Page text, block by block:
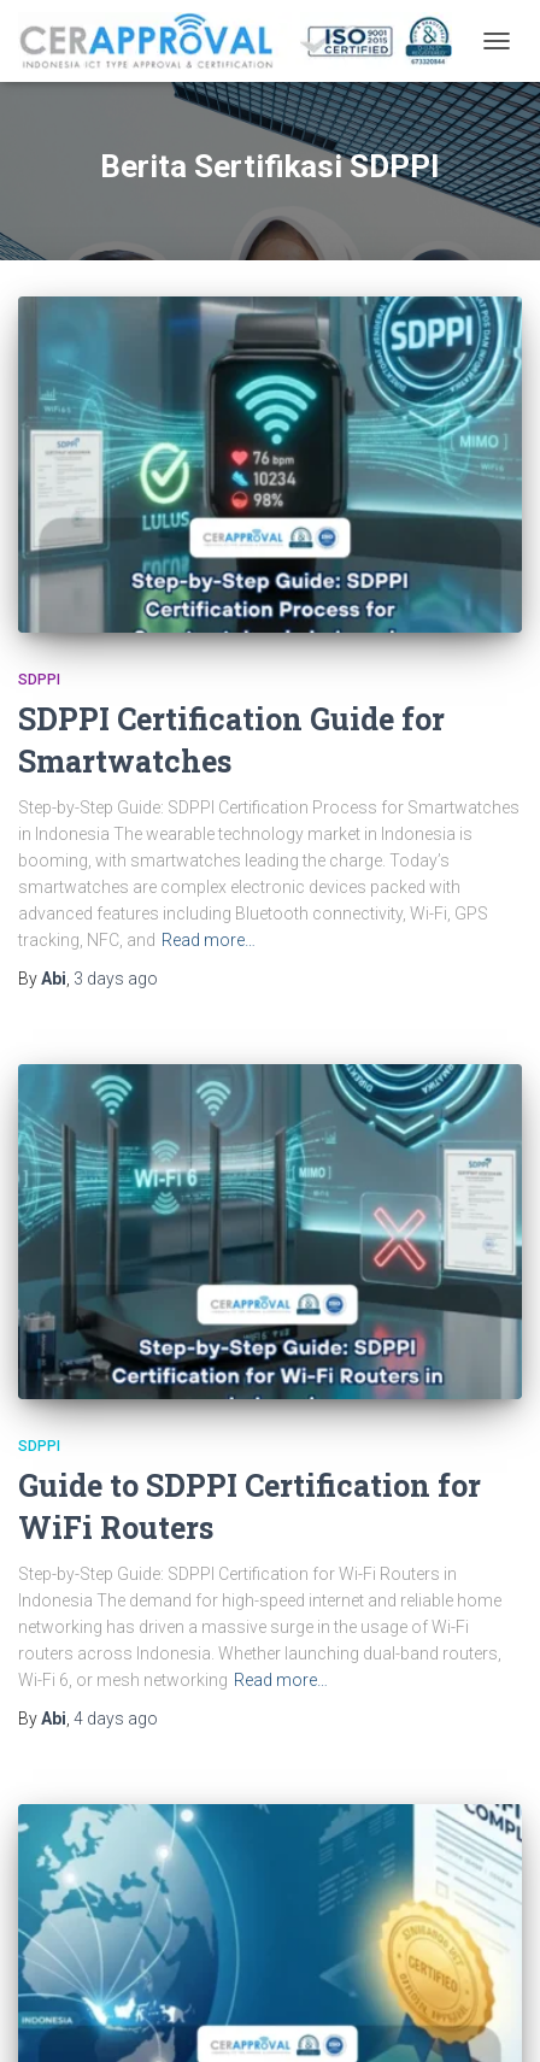
Berita Sertifikasi SDPPI
SDPPI
SDPPI Certification Guide for
Smartwatches
Step-by-Step Guide: SDPPI Certification Process for Smartwatches
in Indonesia The wearable technology market in Indonesia is
booming, with smartwatches leading the charge. Today’s
smartwatches are complex electronic devices packed with
advanced features including Bluetooth connectivity, Wi-Fi, GPS
tracking, NFC, and Read more…
ByAbi 3 days ago
SDPPI
Guide to SDPPI Certification for
WiFi Routers
Step-by-Step Guide: SDPPI Certification for Wi-Fi Routers in
Indonesia The demand for high-speed internet and reliable home
networking has driven a massive surge in the usage of Wi-Fi
routers across Indonesia. Whether launching dual-band routers,
Wi-Fi 6, or mesh networking Read more…
ByAbi, 4 days ago